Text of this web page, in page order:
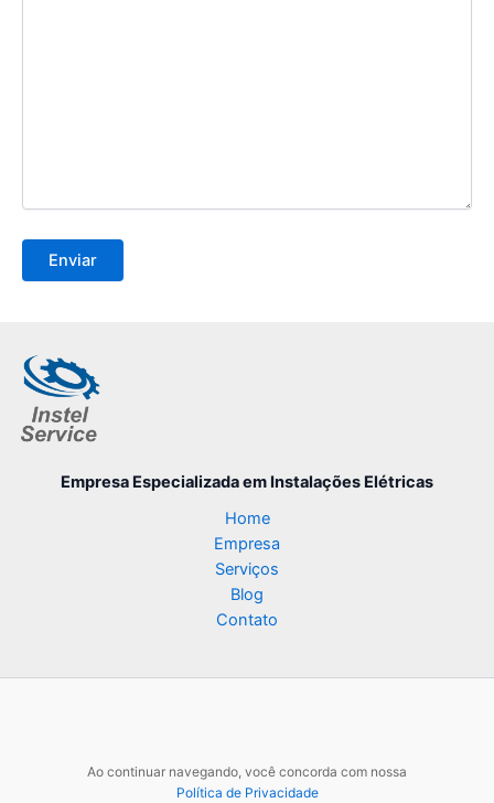
Empresa Especializadaem Instalações Elétricas
Home
Empresa
Serviços
Blog
Contato
Ao continuar navegando, você concorda com nossa
Política de Privacidade